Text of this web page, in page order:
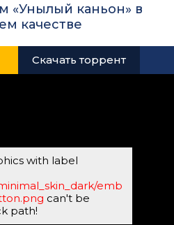
«Унылый каньон» в
качестве
Скачать торрент
with label
emb
can't be
path!